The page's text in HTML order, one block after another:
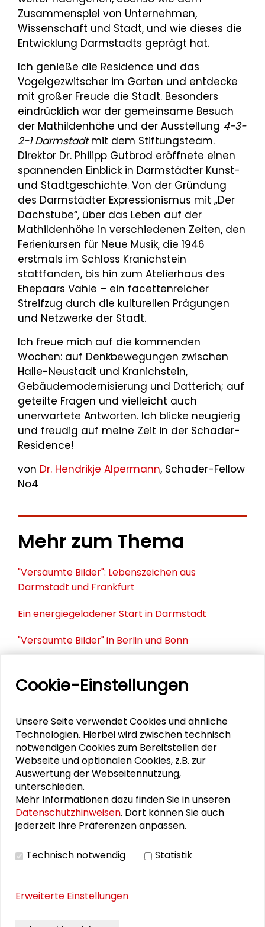
Zusammenspiel von Unternehmen,
Wissenschaft und Stadt, und wie dieses die
Entwicklung Darmstadts geprägt hat.
Ich genieße die Residence und das
Vogelgezwitscher im Garten und entdecke
mit großer Freude die Stadt. Besonders
eindrücklich war der gemeinsame Besuch
der Mathildenhöhe und der Ausstellung 4-3-
2-1 Darmstadtmit dem Stiftungsteam.
Direktor Dr. Philipp Gutbrod eröffnete einen
spannenden Einblick in Darmstädter Kunst-
und Stadtgeschichte. Von der Gründung
des Darmstädter Expressionismus mit „Der
Dachstube“, über das Leben auf der
Mathildenhöhe in verschiedenen Zeiten, den
Ferienkursen für Neue Musik, die 1946
erstmals im Schloss Kranichstein
stattfanden, bis hin zum Atelierhaus des
Ehepaars Vahle – ein facettenreicher
Streifzug durch die kulturellen Prägungen
und Netzwerke der Stadt.
Ich freue mich auf die kommenden
Wochen: auf Denkbewegungen zwischen
Halle-Neustadt und Kranichstein,
Gebäudemodernisierung und Datterich; auf
geteilte Fragen und vielleicht auch
unerwartete Antworten. Ich blicke neugierig
und freudig auf meine Zeit in der Schader-
Residence!
von Dr. Hendrikje Alpermann, Schader-Fellow
No4
Mehr zum Thema
"Versäumte Bilder": Lebenszeichen aus
Darmstadt und Frankfurt
Ein energiegeladener Start in Darmstadt
"Versäumte Bilder" in Berlin und Bonn
Gestaltung
PERSONEN IM KONTEXT
Hendrikje Alpermann
THEMEN ZU DIESEM BEITRAG
Cookie-Einstellungen
Unsere Seite verwendet Cookies und ähnliche
Technologien. Hierbei wird zwischen technisch
notwendigen Cookies zum Bereitstellen der
Webseite und optionalen Cookies, z.B. zur
Auswertung der Webseitennutzung,
unterschieden.
Mehr Informationen dazu finden Sie in unseren
Datenschutzhinweisen. Dort können Sie auch
jederzeit Ihre Präferenzen anpassen.
Technisch notwendig Statistik
Erweiterte Einstellungen